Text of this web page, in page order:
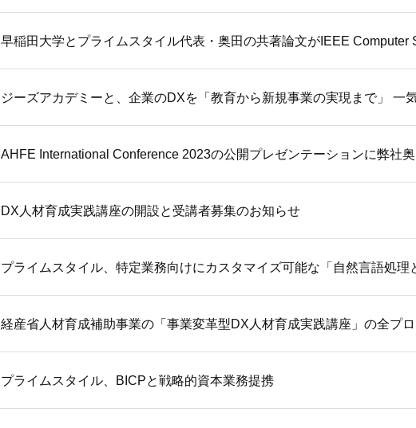
早稲田大学とプライムスタイル代表・奥田の共著論文がIEEE Computer
ジーズアカデミーと、企業のDXを「教育から新規事業の実現まで」 一
AHFE International Conference 2023の公開プレゼンテーションに弊社
DX人材育成実践講座の開設と受講者募集のお知らせ
経産省人材育成補助事業の「事業変革型DX人材育成実践講座」の全プ
プライムスタイル、BICPと戦略的資本業務提携